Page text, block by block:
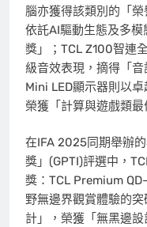
腦亦獲得該類別的「
依託AI驅動生態及多
獎」；TCL Z100智連
級音效表現，摘得「
Mini LED顯示器則以
榮獲「計算與遊戲類最
在IFA 2025同期舉辦
獎」(GPTI)評選中，
獎：TCL Premium
野無邊界觀賞體驗的
計」，榮獲「無黑邊